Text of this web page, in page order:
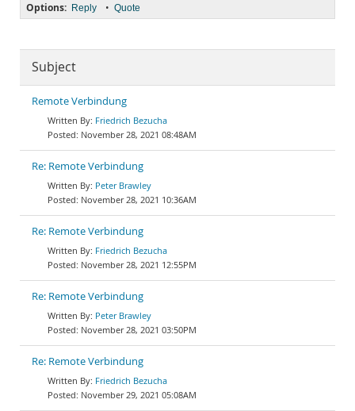
Options: Reply • Quote
Subject
Remote Verbindung
Friedrich Bezucha
November 28, 2021 08:48AM
Re: Remote Verbindung
Peter Brawley
November 28, 2021 10:36AM
Re: Remote Verbindung
Friedrich Bezucha
November 28, 2021 12:55PM
Re: Remote Verbindung
Peter Brawley
November 28, 2021 03:50PM
Re: Remote Verbindung
Friedrich Bezucha
November 29, 2021 05:08AM